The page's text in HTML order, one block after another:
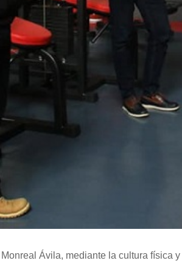
Ávila, mediante la cultura